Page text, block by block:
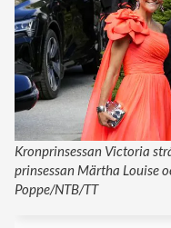
Kronprinsessan Victoria
prinsessan Märtha Louise
Poppe/NTB/TT